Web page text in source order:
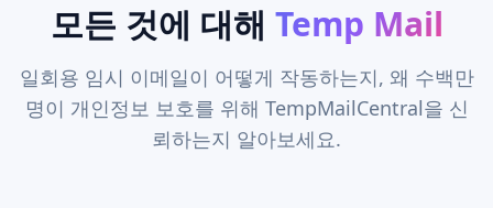
모든 것에 대해 Temp Mail
일회용 임시 이메일이 어떻게 작동하는지, 왜 수백만
명이 개인정보 보호를 위해 TempMailCentral을 신
뢰하는지 알아보세요.